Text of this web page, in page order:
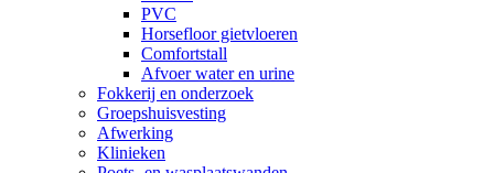
PVC
Horsefloor gietvloeren
Comfortstall
Afvoer water en urine
Fokkerij en onderzoek
Groepshuisvesting
Afwerking
Klinieken